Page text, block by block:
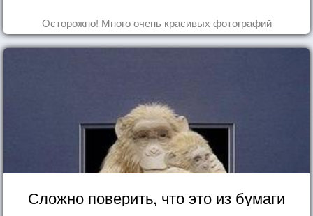
Осторожно! Много очень красивых фотографий
Сложно поверить, что это из бумаги